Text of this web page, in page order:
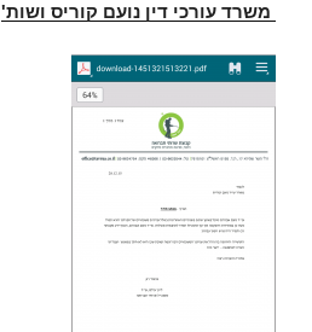
משרד עורכי דין נועם קוריס ושות'